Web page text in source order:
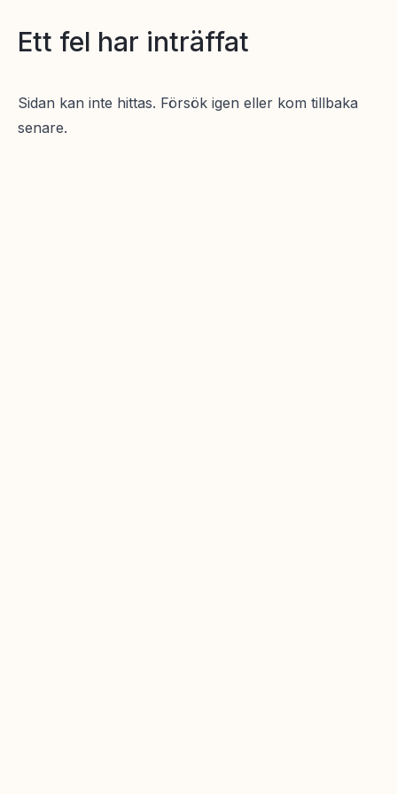
Ett fel har inträffat
Sidan kan inte hittas. Försök igen eller kom tillbaka
senare.